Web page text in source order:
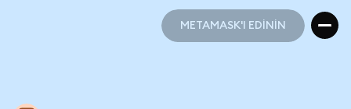
METAMASK'I EDİNİN